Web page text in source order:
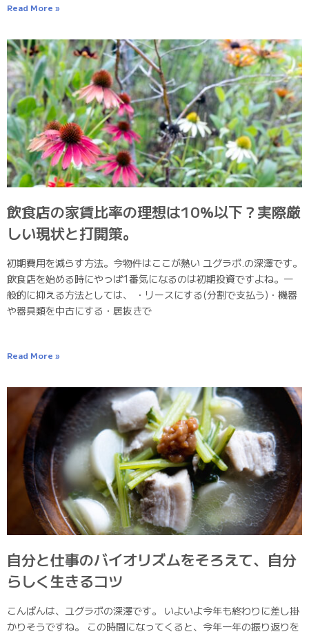
Read More »
飲食店の家賃比率の理想は10%以下？実際厳
しい現状と打開策。
初期費用を減らす方法。今物件はここが熱い ユグラボ.の深澤です。
飲食店を始める時にやっぱ1番気になるのは初期投資ですよね。一
般的に抑える方法としては、 ・リースにする(分割で支払う)・機器
や器具類を中古にする・居抜きで
Read More »
自分と仕事のバイオリズムをそろえて、自分
らしく生きるコツ
こんばんは、ユグラボの深澤です。 いよいよ今年も終わりに差し掛
かりそうですね。 この時間になってくると、今年一年の振り返りを